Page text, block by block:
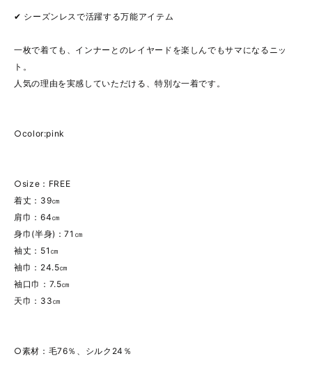
✔ シーズンレスで活躍する万能アイテム
一枚で着ても、インナーとのレイヤードを楽しんでもサマになるニッ
ト。
人気の理由を実感していただける、特別な一着です。
○color:pink
○size：FREE
着丈：39㎝
肩巾：64㎝
身巾(半身)：71㎝
袖丈：51㎝
袖巾：24.5㎝
袖口巾：7.5㎝
天巾：33㎝
○素材：毛76％、シルク24％